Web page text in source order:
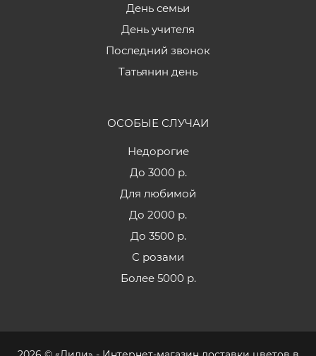
День семьи
День учителя
Последний звонок
Татьянин день
ОСОБЫЕ СЛУЧАИ
Недорогие
До 3000 р.
Для любимой
До 2000 р.
До 3500 р.
С розами
Более 5000 р.